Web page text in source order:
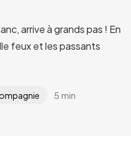
arrive à grands pas ! En
feux et les passants
5 min